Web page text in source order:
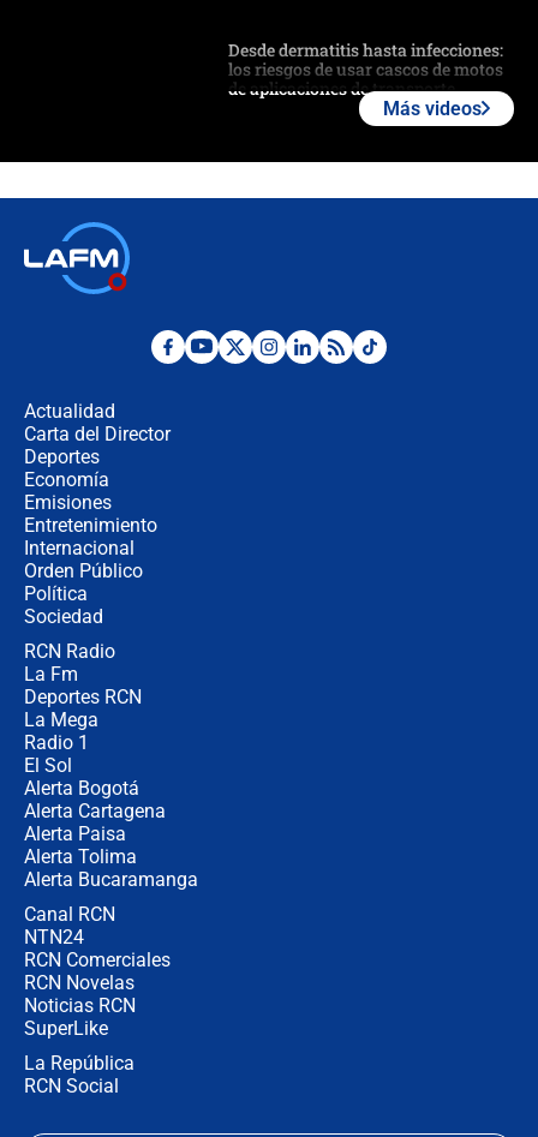
Desde dermatitis hasta infecciones:
los riesgos de usar cascos de motos
de aplicaciones de transporte
celular? Requisitos, pasos y
Posesión de Abelardo De La Espriella
Más videos
Actualidad
Carta del Director
Deportes
Economía
Emisiones
Entretenimiento
Internacional
Orden Público
Política
Sociedad
RCN Radio
La Fm
Deportes RCN
La Mega
Radio 1
El Sol
Alerta Bogotá
Alerta Cartagena
Alerta Paisa
Alerta Tolima
Alerta Bucaramanga
Canal RCN
NTN24
RCN Comerciales
RCN Novelas
Noticias RCN
SuperLike
La República
RCN Social